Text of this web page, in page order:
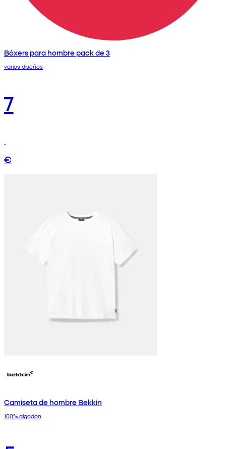
Bóxers para hombre pack de 3
varios diseños
7
€
Camiseta de hombre Bekkin
100% algodón